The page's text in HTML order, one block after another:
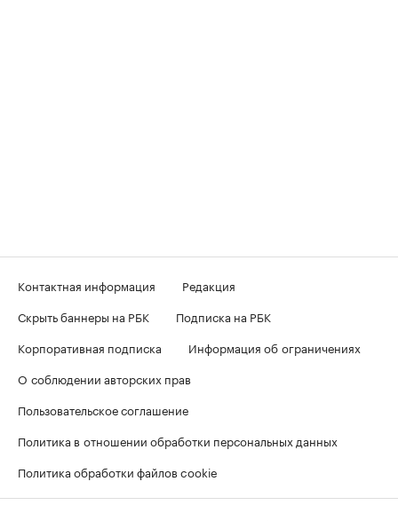
Контактная информация
Редакция
Скрыть баннеры на РБК
Подписка на РБК
Корпоративная подписка
Информация об ограничениях
О соблюдении авторских прав
Пользовательское соглашение
Политика в отношении обработки персональных данных
Политика обработки файлов cookie